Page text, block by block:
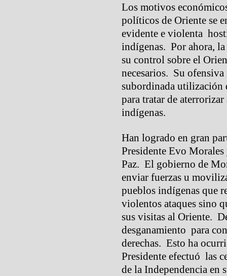
Los motivos
políticos de Oriente se
evidente e violenta
indígenas. Por ahora, la
su control sobre el
necesarios. Su
subordinada utilización
para tratar de
indígenas.
Han logrado en gran
Presidente Evo
Paz. El gobierno de
enviar fuerzas u
pueblos indígenas que
violentos ataques sino
sus visitas al Oriente.
desganamiento para
derechas. Esto ha
Presidente efectuó las
de la Independencia en